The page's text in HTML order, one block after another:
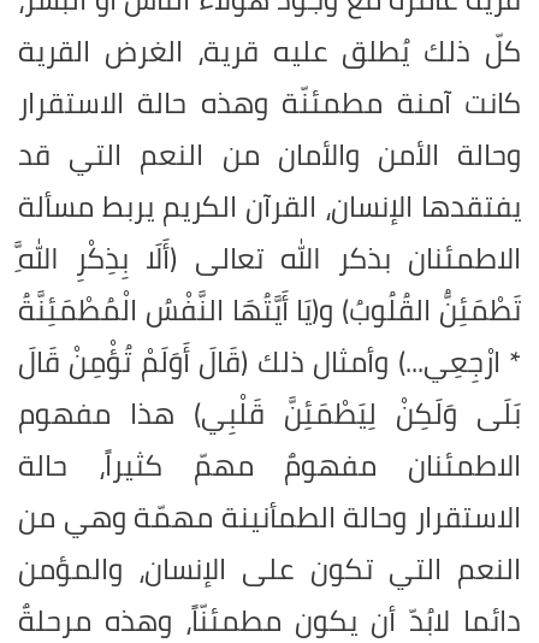
كلّ ذلك يُطلق عليه قرية، الغرض القرية
كانت آمنة مطمئنّة وهذه حالة الاستقرار
وحالة الأمن والأمان من النعم التي قد
يفتقدها الإنسان، القرآن الكريم يربط مسألة
الاطمئنان بذكر الله تعالى (أَلَا بِذِكْرِ اللَّهِ
تَطْمَئِنُّ القُلُوبُ) و(يَا أَيَّتُهَا النَّفْسُ الْمُطْمَئِنَّةُ
* ارْجِعِي...) وأمثال ذلك (قَالَ أَوَلَمْ تُؤْمِنْ قَالَ
بَلَى وَلَكِنْ لِيَطْمَئِنَّ قَلْبِي) هذا مفهوم
الاطمئنان مفهومٌ مهمّ كثيراً، حالة
الاستقرار وحالة الطمأنينة مهمّة وهي من
النعم التي تكون على الإنسان، والمؤمن
دائما لابُدّ أن يكون مطمئنّاً، وهذه مرحلةٌ